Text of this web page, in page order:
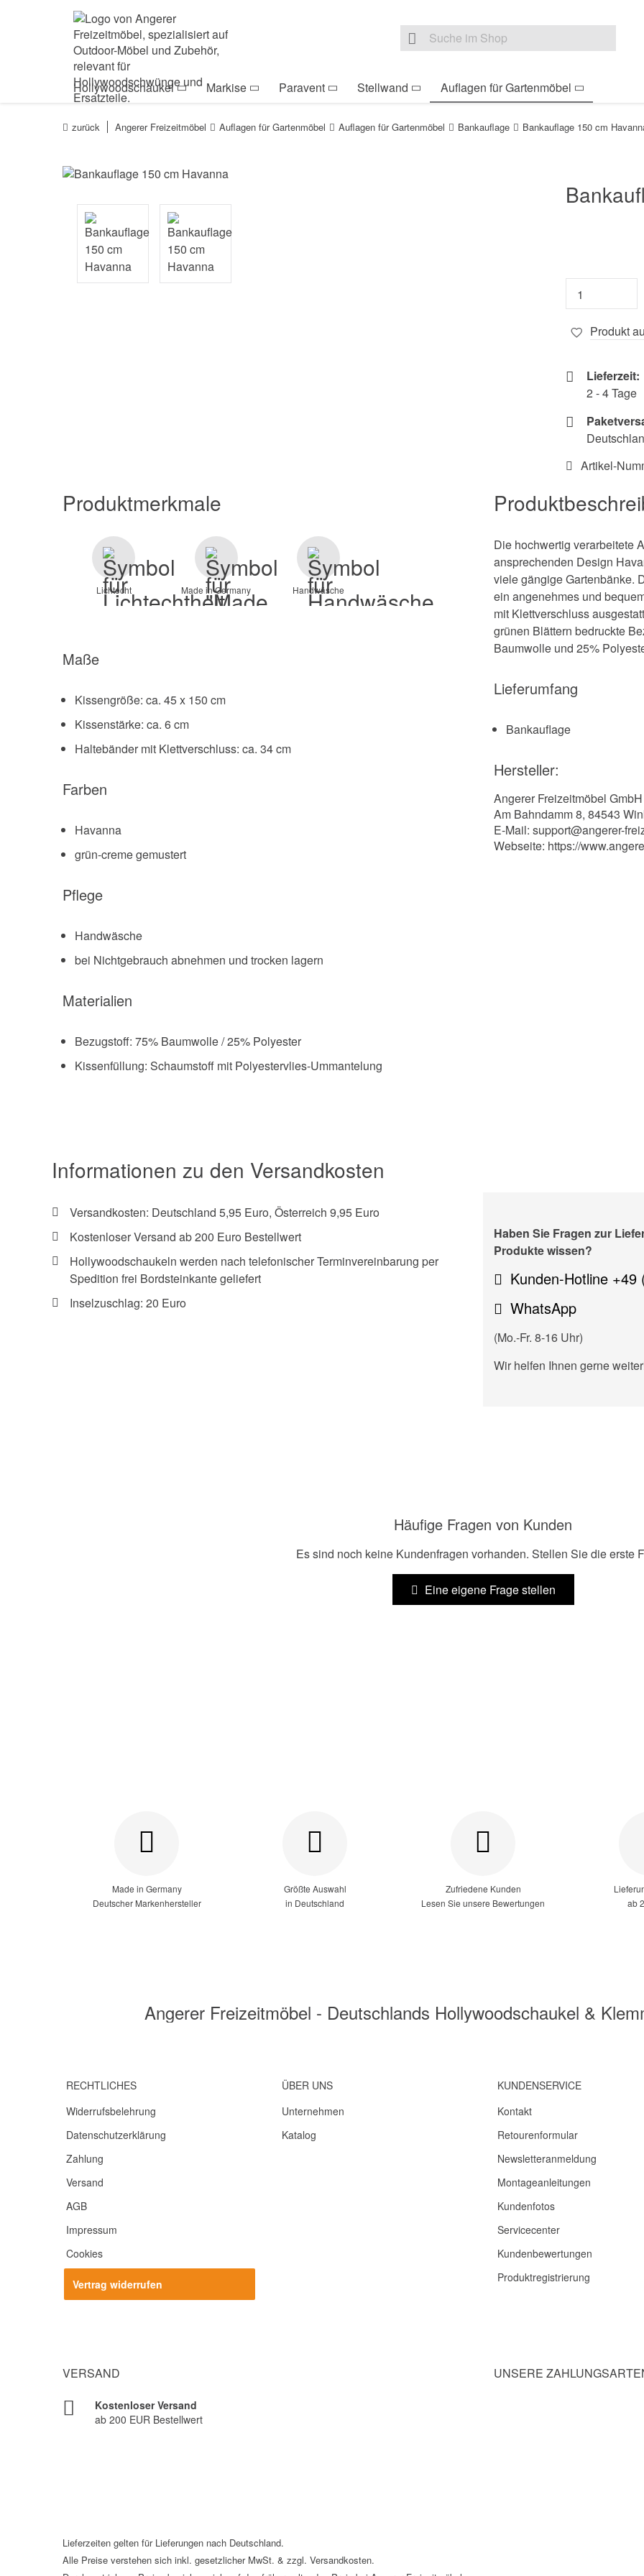
Zur Navigation springen
Suche nach
Hollywoodschaukel Markise Paravent Stellwand Auflagen für Gartenmöbel
zurück Angerer Freizeitmöbel Auflagen für Gartenmöbel Auflagen für Gartenmöbel Bankauflage Bankauflage 150 cm
Produkt
Lieferzeit:
2 - 4 Tage
Artikel-
Produktmerkmale
Lichtecht Made in Germany Handwäsche
Maße
Kissengröße: ca. 45 x 150 cm
Kissenstärke: ca. 6 cm
Haltebänder mit Klettverschluss: ca. 34 cm
Farben
Havanna
grün-creme gemustert
Pflege
Handwäsche
bei Nichtgebrauch abnehmen und trocken lagern
Materialien
Bezugstoff: 75% Baumwolle / 25% Polyester
Kissenfüllung: Schaumstoff mit Polyestervlies-Ummantelung
Die hochwertig verarbeitete
ansprechenden Design
viele gängige Gartenbänke.
ein angenehmes und
mit Klettverschluss
grünen Blättern bedruckte
Baumwolle und 25%
Lieferumfang
Bankauflage
Hersteller:
Angerer Freizeitmöbel GmbH
Am Bahndamm 8, 84543
E-Mail: support@angerer-
Webseite: https://
Informationen zu den Versandkosten
Versandkosten: Deutschland 5,95 Euro, Österreich 9,95 Euro
Kostenloser Versand ab 200 Euro Bestellwert
Hollywoodschaukeln werden nach telefonischer Terminvereinbarung per
Spedition frei Bordsteinkante geliefert
Inselzuschlag: 20 Euro
Haben Sie Fragen zur
Produkte wissen?
Kunden-Hotline +49
WhatsApp
(Mo.-Fr. 8-16 Uhr)
Wir helfen Ihnen gerne
Häufige Fragen von Kunden
Es sind noch keine Kundenfragen vorhanden. Stellen Sie die erste
Eine eigene Frage stellen
Made in Germany
Deutscher Markenhersteller
Größte Auswahl
in Deutschland
Zufriedene Kunden
Lesen Sie unsere Bewertungen
ab
Angerer Freizeitmöbel - Deutschlands Hollywoodschaukel &
RECHTLICHES
Widerrufsbelehrung
Datenschutzerklärung
Zahlung
Versand
AGB
Impressum
Cookies
Vertrag widerrufen
ÜBER UNS
Unternehmen
Katalog
KUNDENSERVICE
Kontakt
Retourenformular
Newsletteranmeldung
Montageanleitungen
Kundenfotos
Servicecenter
Kundenbewertungen
Produktregistrierung
VERSAND
Kostenloser Versand
ab 200 EUR Bestellwert
UNSERE
Lieferzeiten gelten für Lieferungen nach Deutschland.
Alle Preise verstehen sich inkl. gesetzlicher MwSt. & zzgl. Versandkosten.